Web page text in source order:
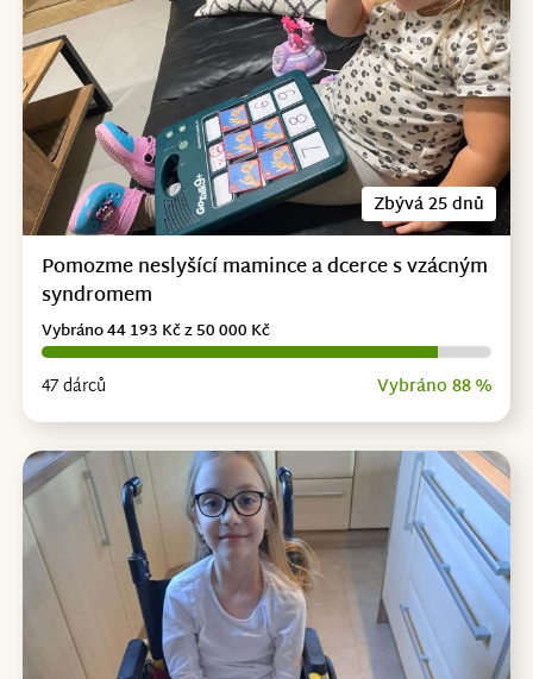
Zbývá 25 dnů
Pomozme neslyšící mamince a dcerce s vzácným
syndromem
47 dárců Vybráno 88 %
Vybráno 44 193 Kč z 50 000 Kč